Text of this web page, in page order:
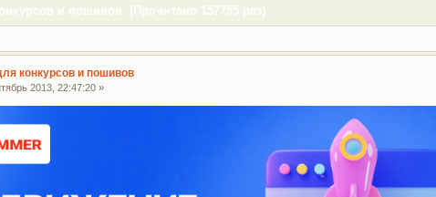
и пошивов (Прочитано 157755 раз)
конкурсов и пошивов
2013, 22:47:20 »